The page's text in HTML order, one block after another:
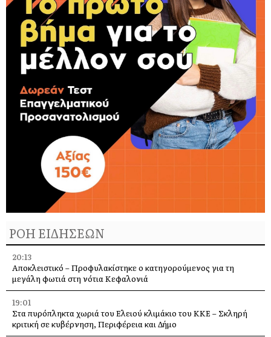
ΡΟΗ ΕΙΔΗΣΕΩΝ
20:13
Αποκλειστικό – Προφυλακίστηκε ο κατηγορούμενος για τη
μεγάλη φωτιά στη νότια Κεφαλονιά
19:01
Στα πυρόπληκτα χωριά του Ελειού κλιμάκιο του ΚΚΕ – Σκληρή
κριτική σε κυβέρνηση, Περιφέρεια και Δήμο